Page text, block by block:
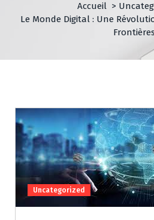
Accueil >
Le Monde Digital : Une
Uncategorized